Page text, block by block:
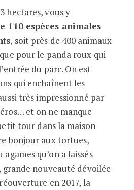
hectares, vous y
110 espèces animales
, soit près de 400 animaux
pour le panda roux qui
du parc. On est
qui enchaînent les
très impressionné par
et on ne manque
tour dans la maison
bonjour aux tortues,
qu’on a laissés
grande nouveauté dévoilée
en 2017, la